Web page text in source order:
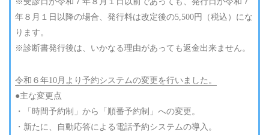
年８月１日以降の場合、発行料は改定後の5,500円（税込）にな
ります。
※診断書発行後は、いかなる理由があっても返金出来ません。
令和６年10月より予約システムの変更を行いました。
●主な変更点
・「時間予約制」から「順番予約制」への変更。
・新たに、自動応答による電話予約システムの導入。